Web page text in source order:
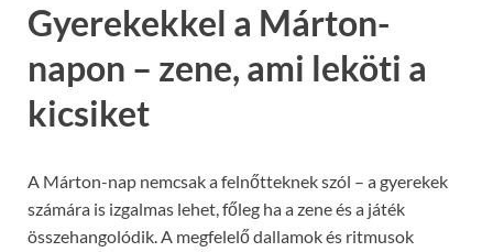
Gyerekekkel a Márton-
napon – zene, ami leköti a
kicsiket
A Márton-nap nemcsak a felnőtteknek szól – a gyerekek
számára is izgalmas lehet, főleg ha a zene és a játék
összehangolódik. A megfelelő dallamok és ritmusok